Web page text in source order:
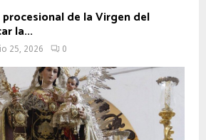
de la Virgen del
la...
25, 2026 0